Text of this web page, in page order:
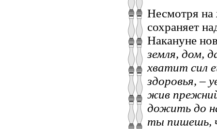
Несмотря
сохраняет
Накануне
земля, дом,
хватит сил
здоровья, –
жив
дожить до
ты пишешь,